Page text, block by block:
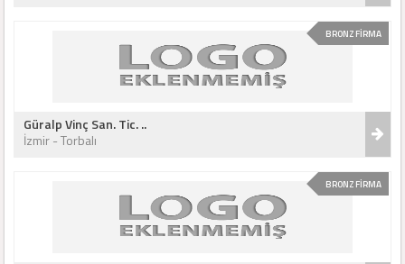
BRONZ FİRMA
Güralp Vinç San. Tic. ..
İzmir - Torbalı
BRONZ FİRMA